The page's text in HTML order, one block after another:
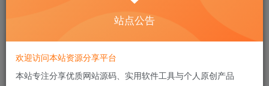
文章 用户 版块 帖子
排序 最新 热门 点赞 评论 收藏 销量
站点公告
欢迎访问本站资源分享平台
本站专注分享优质网站源码、实用软件工具与个人原创产品